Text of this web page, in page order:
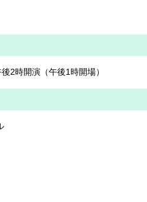
2時開演（午後1時開場）